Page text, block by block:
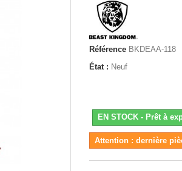
Référence BKDEAA-118
État : Neuf
EN STOCK - Prêt à
Attention : dernière